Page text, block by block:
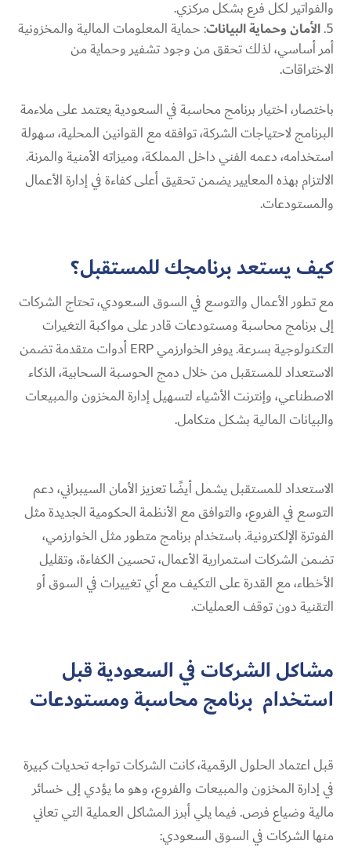
والفواتير لكل فرع بشكل مركزي.
الأمان وحماية البيانات: حماية المعلومات المالية والمخزونية
أمر أساسي، لذلك تحقق من وجود تشفير وحماية من
الاختراقات.
باختصار، اختيار برنامج محاسبة في السعودية يعتمد على ملاءمة
البرنامج لاحتياجات الشركة، توافقه مع القوانين المحلية، سهولة
استخدامه، دعمه الفني داخل المملكة، وميزاته الأمنية والمرنة.
الالتزام بهذه المعايير يضمن تحقيق أعلى كفاءة في إدارة الأعمال
والمستودعات.
كيف يستعد برنامجك للمستقبل؟
مع تطور الأعمال والتوسع في السوق السعودي، تحتاج الشركات
إلى برنامج محاسبة ومستودعات قادر على مواكبة التغيرات
التكنولوجية بسرعة. يوفر الخوارزمي ERP أدوات متقدمة تضمن
الاستعداد للمستقبل من خلال دمج الحوسبة السحابية، الذكاء
الاصطناعي، وإنترنت الأشياء لتسهيل إدارة المخزون والمبيعات
والبيانات المالية بشكل متكامل.
الاستعداد للمستقبل يشمل أيضًا تعزيز الأمان السيبراني، دعم
التوسع في الفروع، والتوافق مع الأنظمة الحكومية الجديدة مثل
الفوترة الإلكترونية. باستخدام برنامج متطور مثل الخوارزمي،
تضمن الشركات استمرارية الأعمال، تحسين الكفاءة، وتقليل
الأخطاء، مع القدرة على التكيف مع أي تغييرات في السوق أو
التقنية دون توقف العمليات.
مشاكل الشركات في السعودية قبل
استخدام برنامج محاسبة ومستودعات
قبل اعتماد الحلول الرقمية، كانت الشركات تواجه تحديات كبيرة
في إدارة المخزون والمبيعات والفروع، وهو ما يؤدي إلى خسائر
مالية وضياع فرص. فيما يلي أبرز المشاكل العملية التي تعاني
منها الشركات في السوق السعودي: